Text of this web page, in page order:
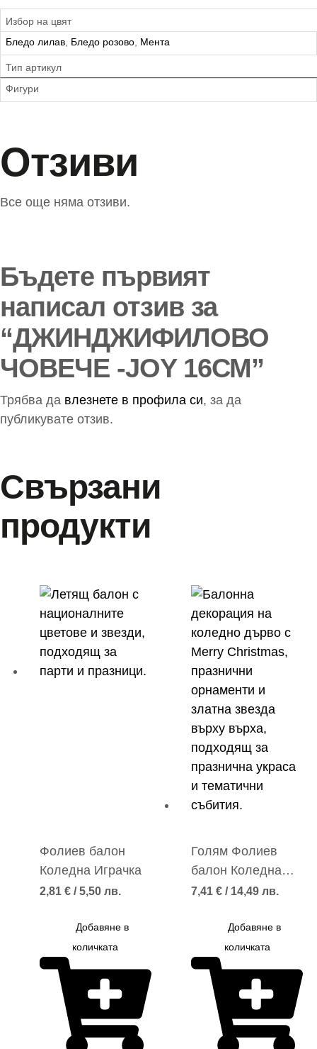
Бледо лилав,
Тип артикул
Фигури
Отзиви
Бъдете първият
написал отзив за
“ДЖИНДЖИФИЛОВО
ЧОВЕЧЕ -JOY 16СМ”
публикувате отзив.
Свързани
продукти
Коледна Играчка
2,81€/ 5,50 лв.
количката
балон Коледна
Елха
7,41€/ 14,49 лв.
количката